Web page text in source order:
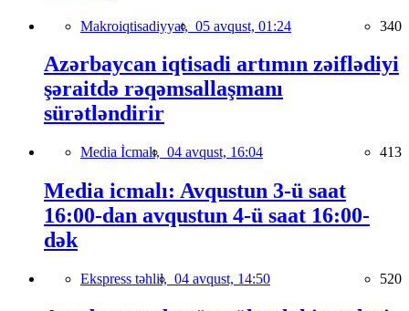
Makroiqtisadiyyat, 05 avqust, 01:24 340
Azərbaycan iqtisadi artımın zəiflədiyi
şəraitdə rəqəmsallaşmanı
sürətləndirir
Media İcmalı, 04 avqust, 16:04 413
Media icmalı: Avqustun 3-ü saat
16:00-dan avqustun 4-ü saat 16:00-
dək
Ekspress təhlil, 04 avqust, 14:50 520